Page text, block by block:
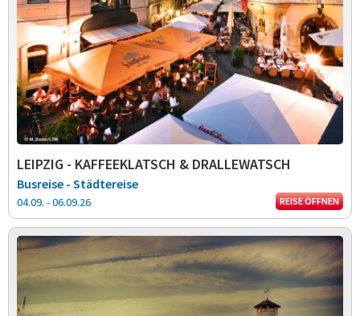
LEIPZIG - KAFFEEKLATSCH & DRALLEWATSCH
Busreise - Städtereise
04.09. - 06.09.26 REISE ÖFFNEN